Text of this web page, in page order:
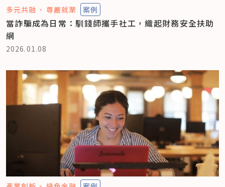
多元共融 尊嚴就業 案例
當詐騙成為日常：馴錢師攜手社工，織起財務安全扶助
網
2026.01.08